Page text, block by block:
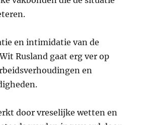
en intimidatie van de
Rusland gaat erg ver op
en
door vreselijke wetten en